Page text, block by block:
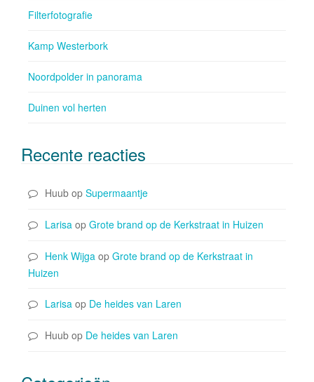
Filterfotografie
Kamp Westerbork
Noordpolder in panorama
Duinen vol herten
Recente reacties
Huub op Supermaantje
Larisa op Grote brand op de Kerkstraat in Huizen
Henk Wijga op Grote brand op de Kerkstraat in
Huizen
Larisa op De heides van Laren
Huub op De heides van Laren